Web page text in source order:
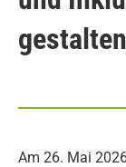
Am 26. Mai